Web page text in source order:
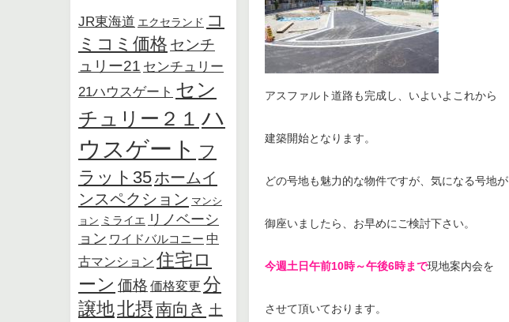
JR東海道 エクセランド コ
ミコミ価格 センチ
ュリー21 センチュリー
21ハウスゲート セン
チュリー２１ ハ
ウスゲート フ
ラット35ホームイ
ンスペクション マンシ
ョン ミライエ リノベーシ
ョン ワイドバルコニー 中
古マンション 住宅ロ
ーン 価格 価格変更 分
譲地北摂南向き 土
アスファルト道路も完成し、いよいよこれから
建築開始となります。
どの号地も魅力的な物件ですが、気になる号地が
御座いましたら、お早めにご検討下さい。
今週土日午前10時～午後6時まで現地案内会を
させて頂いております。